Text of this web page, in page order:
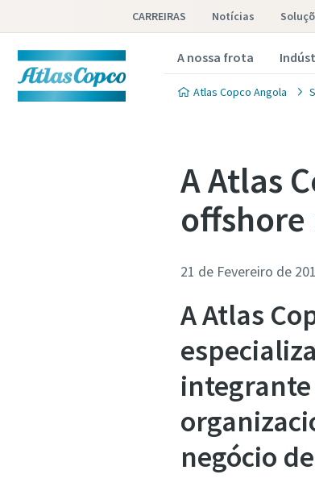
CARREIRAS Notícias
A nossa frota
Atlas Copco Angola
A Atlas
offshore
21 de Fevereiro de
A Atlas
integrante
negócio